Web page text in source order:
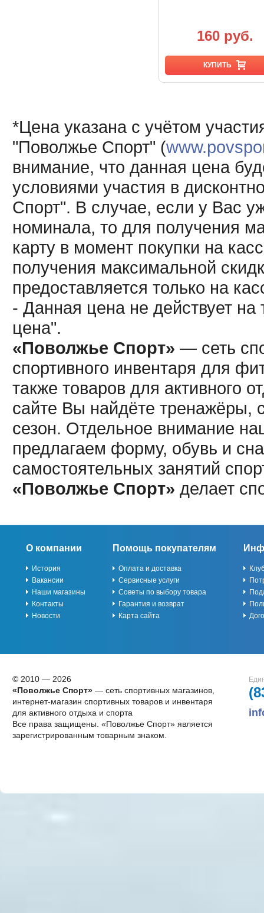
160 руб.
КУПИТЬ
*Цена указана с учётом
"Поволжье Спорт" (
внимание, что данная цена
условиями участия в
Спорт". В случае, если у Вас
номинала, то для получения
карту в момент покупки на
получения максимальной
предоставляется только на
- Данная цена не действует
цена".
«Поволжье Спорт» — сеть
спортивного инвентаря для
также товаров для активного
сайте Вы найдёте тренажёры,
сезон. Отдельное внимание
предлагаем форму, обувь и
самостоятельных занятий
«Поволжье Спорт» делает
О компании
История
Вакансии
Наши магазины
Контакты
Новости
Помощь покупателям
Оплата и доставка
Сервисные услуги
Советы по выбору товара
Гарантия и возврат
Карта сайта
© 2010 — 2026
«Поволжье Спорт»— сеть спортивных магазинов,
интернет-магазин спортивных товаров и инвентаря
для активного отдыха и спорта
Все права защищены. «Поволжье Спорт» является
зарегистрированным товарным знаком.